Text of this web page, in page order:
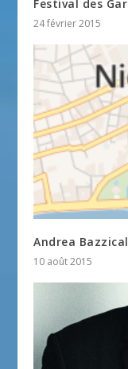
Festival des
24 février 2015
Andrea
10 août 2015